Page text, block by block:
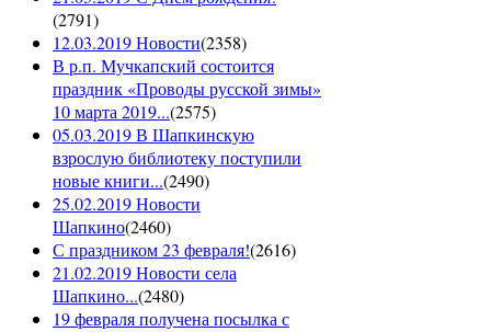
(2791)
12.03.2019 Новости(2358)
В р.п. Мучкапский состоится
праздник «Проводы русской зимы»
10 марта 2019...(2575)
05.03.2019 В Шапкинскую
взрослую библиотеку поступили
новые книги...(2490)
25.02.2019 Новости
Шапкино(2460)
С праздником 23 февраля!(2616)
21.02.2019 Новости села
Шапкино...(2480)
19 февраля получена посылка с